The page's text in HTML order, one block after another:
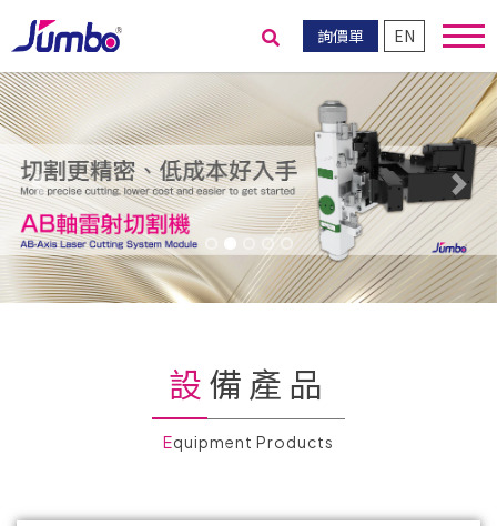
詢價單 EN
送出搜尋
Previous
Next
設備產品
Equipment Products